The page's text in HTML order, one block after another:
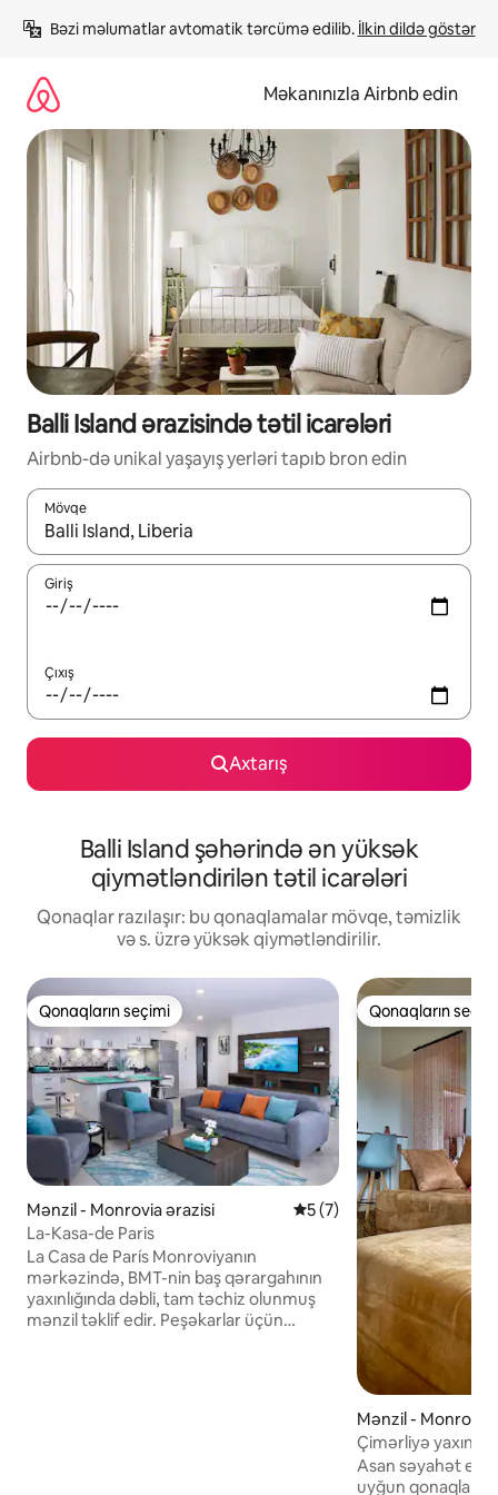
keç
Bəzi məlumatlar avtomatik tərcümə edilib. İlkin dildə göstər
Məkanınızla Airbnb edin
Balli Island ərazisində tətil icarələri
Airbnb-də unikal yaşayış yerləri tapıb bron edin
Mövqe
Nəticələr varsa, yuxarı və aşağı ox düymələri ilə naviqasiya
Giriş
Çıxış
Axtarış
Balli Island şəhərində ən yüksək
qiymətləndirilən tətil icarələri
Qonaqlar razılaşır: bu qonaqlamalar mövqe, təmizlik
və s. üzrə yüksək qiymətləndirilir.
Qonaqların seçimi
Qonaqların seçimi
Mənzil - Monrovia ərazisi Ortalama reytinq 5/5, 7 rəy
5 (7)
La-Kasa-de Paris
La Casa de París Monroviyanın
mərkəzində, BMT-nin baş qərargahının
yaxınlığında dəbli, tam təchiz olunmuş
mənzil təklif edir. Peşəkarlar üçün
Qonaqların
Qonaqların
Mənzil - Monrovia
Çimərliyə yaxın 2
Asan səyahət
uyğun